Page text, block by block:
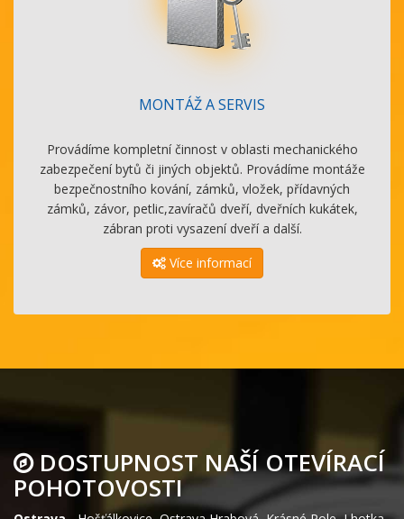
MONTÁŽ A SERVIS
Provádíme kompletní činnost v oblasti mechanického
zabezpečení bytů či jiných objektů. Provádíme montáže
bezpečnostního kování, zámků, vložek, přídavných
zámků, závor, petlic,zavíračů dveří, dveřních kukátek,
zábran proti vysazení dveří a další.
Více informací
DOSTUPNOST NAŠÍ OTEVÍRACÍ
POHOTOVOSTI